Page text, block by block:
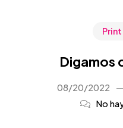
Digamos
08/20/2022
No